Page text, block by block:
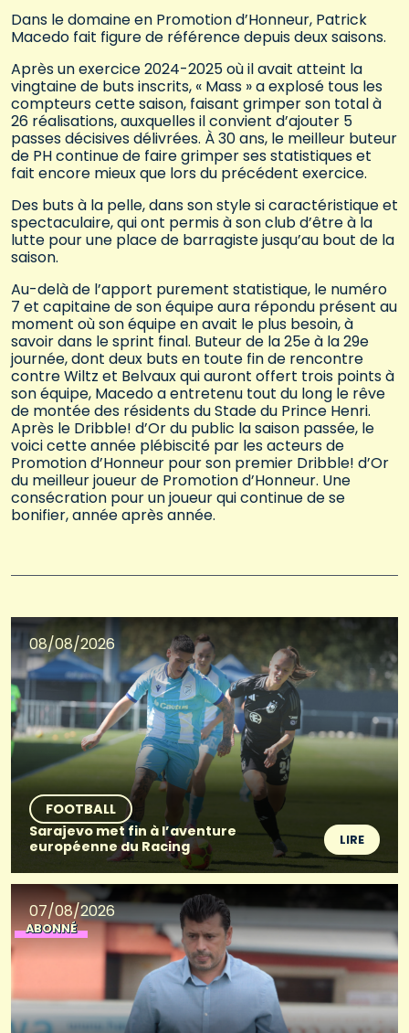
Dans le domaine en Promotion d’Honneur, Patrick
Macedo fait figure de référence depuis deux saisons.
Après un exercice 2024-2025 où il avait atteint la
vingtaine de buts inscrits, « Mass » a explosé tous les
compteurs cette saison, faisant grimper son total à
26 réalisations, auxquelles il convient d’ajouter 5
passes décisives délivrées. À 30 ans, le meilleur buteur
de PH continue de faire grimper ses statistiques et
fait encore mieux que lors du précédent exercice.
Des buts à la pelle, dans son style si caractéristique et
spectaculaire, qui ont permis à son club d’être à la
lutte pour une place de barragiste jusqu’au bout de la
saison.
Au-delà de l’apport purement statistique, le numéro
7 et capitaine de son équipe aura répondu présent au
moment où son équipe en avait le plus besoin, à
savoir dans le sprint final. Buteur de la 25e à la 29e
journée, dont deux buts en toute fin de rencontre
contre Wiltz et Belvaux qui auront offert trois points à
son équipe, Macedo a entretenu tout du long le rêve
de montée des résidents du Stade du Prince Henri.
Après le Dribble! d’Or du public la saison passée, le
voici cette année plébiscité par les acteurs de
Promotion d’Honneur pour son premier Dribble! d’Or
du meilleur joueur de Promotion d’Honneur. Une
consécration pour un joueur qui continue de se
bonifier, année après année.
08/08/2026
FOOTBALL
Sarajevo met fin à l’aventure
européenne du Racing
LIRE
07/08/2026
ABONNÉ